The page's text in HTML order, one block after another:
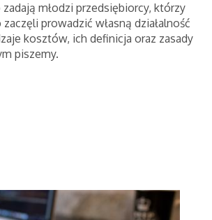
młodzi przedsiębiorcy, którzy
prowadzić własną działalność
kosztów, ich definicja oraz zasady
piszemy.